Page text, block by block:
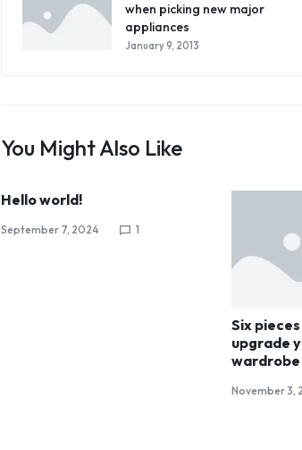
when picking new major
appliances
January 9, 2013
You Might Also Like
Hello world!
September 7, 2024 1
Six
upgrade
wardrobe
November 3,